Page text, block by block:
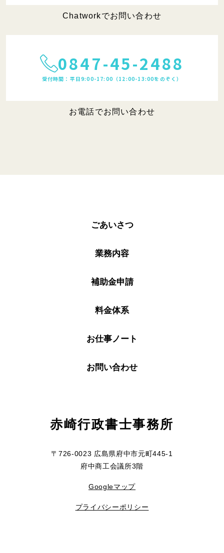
Chatworkでお問い合わせ
0847-45-2488
受付時間：平日9:00-17:00（12:00-13:00をのぞく）
お電話でお問い合わせ
ごあいさつ
業務内容
補助金申請
料金体系
お仕事ノート
お問い合わせ
赤崎行政書士事務所
〒726-0023 広島県府中市元町445-1
府中商工会議所3階
Googleマップ
プライバシーポリシー